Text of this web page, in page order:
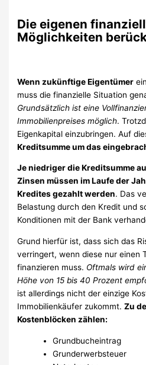
Die eigenen
Möglichkeiten
Wenn zukünftige Eigentümer
muss die finanzielle Situation
Grundsätzlich ist eine
Immobilienpreises möglich.
Eigenkapital einzubringen. Auf
Kreditsumme um das
Je niedriger die Kreditsumme
Zinsen müssen im Laufe der
Kredites gezahlt werden. Das
Belastung durch den Kredit und
Konditionen mit der Bank
Grund hierfür ist, dass sich das
verringert, wenn diese nur einen
finanzieren muss. Oftmals wird
Höhe von 15 bis 40 Prozent
ist allerdings nicht der einzige
Immobilienkäufer zukommt.Zu
Kostenblöcken zählen:
Grundbucheintrag
Grunderwerbsteuer